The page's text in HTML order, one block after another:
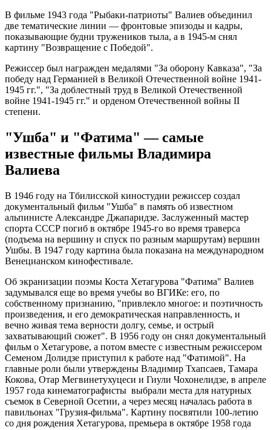
В фильме 1943 года "Рыбаки-патриоты" Валиев объединил
две тематические линии — фронтовые эпизоды и кадры,
показывающие будни тружеников тыла, а в 1945-м снял
картину "Возвращение с Победой".
Режиссер был награжден медалями "За оборону Кавказа", "За
победу над Германией в Великой Отечественной войне 1941-
1945 гг.", "За доблестный труд в Великой Отечественной
войне 1941-1945 гг." и орденом Отечественной войны II
степени.
"Ушба" и "Фатима" — самые
известные фильмы Владимира
Валиева
В 1946 году на Тбилисской киностудии режиссер создал
документальный фильм "Ушба" в память об известном
альпинисте Александре Джапаридзе. Заслуженный мастер
спорта СССР погиб в октябре 1945-го во время траверса
(подъема на вершину и спуск по разным маршрутам) вершин
Ушбы. В 1947 году картина была показана на международном
Венецианском кинофестивале.
Об экранизации поэмы Коста Хетагурова "Фатима" Валиев
задумывался еще во время учебы во ВГИКе: его, по
собственному признанию, "привлекло многое: и поэтичность
произведения, и его демократическая направленность, и
вечно живая тема верности долгу, семье, и острый
захватывающий сюжет". В 1956 году он снял документальный
фильм о Хетагурове, а потом вместе с известным режиссером
Семеном Долидзе приступил к работе над "Фатимой". На
главные роли были утверждены Владимир Тхапсаев, Тамара
Кокова, Отар Мегвинетухуцеси и Гиули Чохонелидзе, в апреле
1957 года кинематографисты выбрали места для натурных
съемок в Северной Осетии, а через месяц началась работа в
павильонах "Грузия-фильма". Картину посвятили 100-летию
со дня рождения Хетагурова, премьера в октябре 1958 года